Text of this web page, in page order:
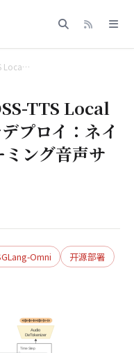
Loca…
TTS Local
プロイ：ネイ
ング音声サ
Omni
开源部署